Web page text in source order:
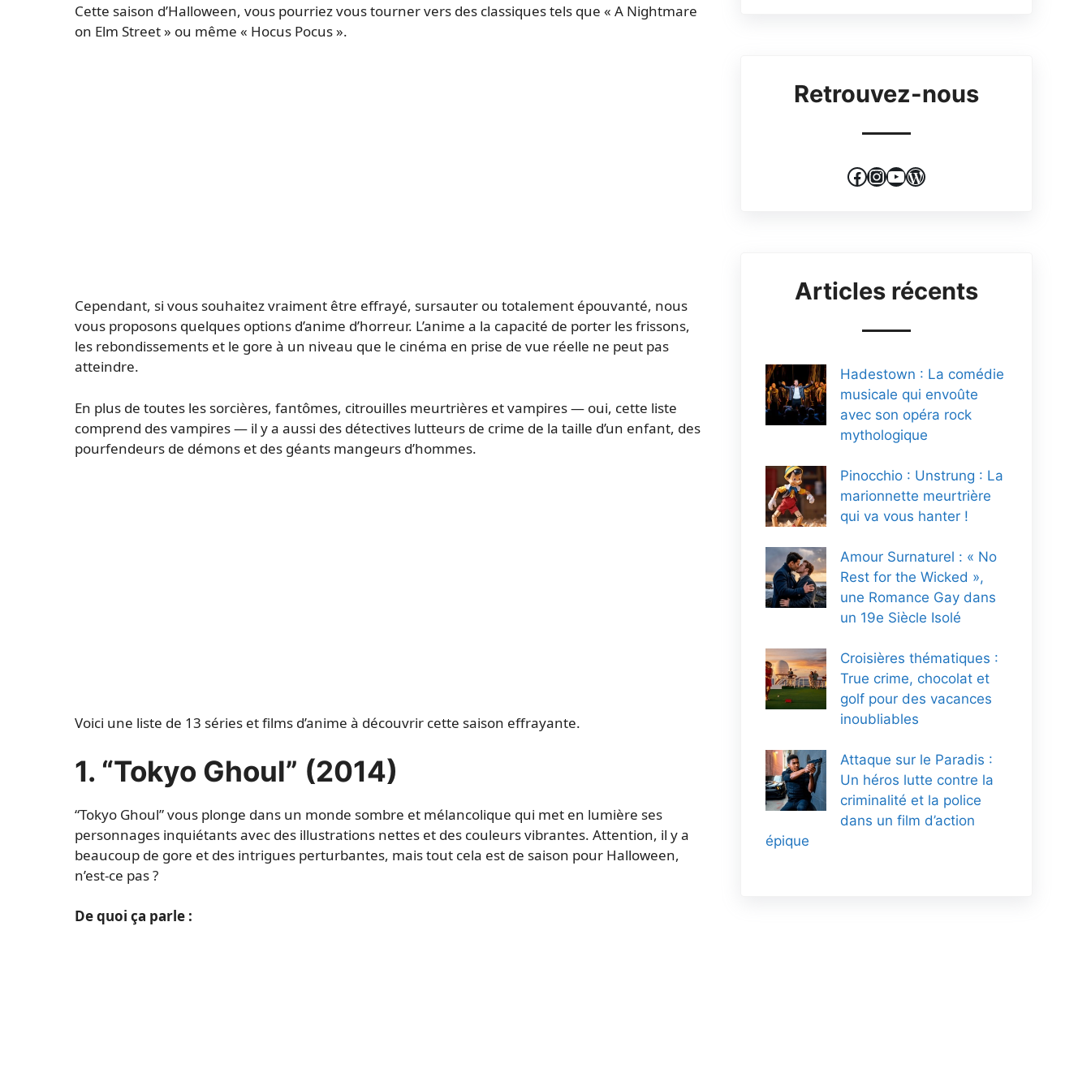
Cette saison d’Halloween, vous pourriez vous tourner vers des classiques tels que « A Nightmare
on Elm Street » ou même « Hocus Pocus ».
Cependant, si vous souhaitez vraiment être effrayé, sursauter ou totalement épouvanté, nous
vous proposons quelques options d’anime d’horreur. L’anime a la capacité de porter les frissons,
les rebondissements et le gore à un niveau que le cinéma en prise de vue réelle ne peut pas
atteindre.
En plus de toutes les sorcières, fantômes, citrouilles meurtrières et vampires — oui, cette liste
comprend des vampires — il y a aussi des détectives lutteurs de crime de la taille d’un enfant, des
pourfendeurs de démons et des géants mangeurs d’hommes.
Voici une liste de 13 séries et films d’anime à découvrir cette saison effrayante.
1. “Tokyo Ghoul” (2014)
“Tokyo Ghoul” vous plonge dans un monde sombre et mélancolique qui met en lumière ses
personnages inquiétants avec des illustrations nettes et des couleurs vibrantes. Attention, il y a
beaucoup de gore et des intrigues perturbantes, mais tout cela est de saison pour Halloween,
n’est-ce pas ?
De quoi ça parle :
Retrouvez-nous
Facebook
Instagram
YouTube
WordPress
Articles récents
Hadestown : La comédie
musicale qui envoûte
avec son opéra rock
mythologique
Pinocchio : Unstrung : La
marionnette meurtrière
qui va vous hanter !
Amour Surnaturel : « No
Rest for the Wicked »,
une Romance Gay dans
un 19e Siècle Isolé
Croisières thématiques :
True crime, chocolat et
golf pour des vacances
inoubliables
Attaque sur le Paradis :
Un héros lutte contre la
criminalité et la police
dans un film d’action
épique